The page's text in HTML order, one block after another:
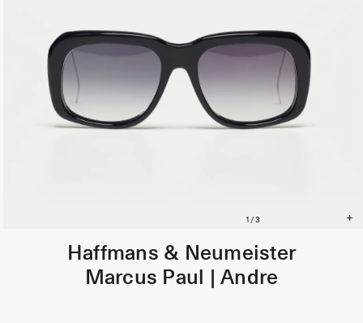
Haffmans & Neumeister
Marcus Paul | Andre